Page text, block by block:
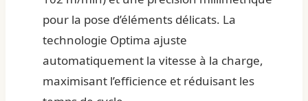
pour la pose d’éléments délicats. La
technologie Optima ajuste
automatiquement la vitesse à la charge,
maximisant l’efficience et réduisant les